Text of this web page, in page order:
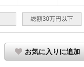
総額30万円以下
お気に入りに追加